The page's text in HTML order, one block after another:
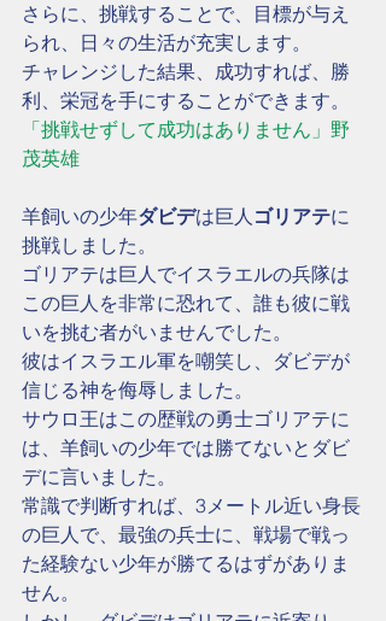
さらに、挑戦することで、目標が与え
られ、日々の生活が充実します。
チャレンジした結果、成功すれば、勝
利、栄冠を手にすることができます。
「挑戦せずして成功はありません」野
茂英雄
羊飼いの少年ダビデは巨人 ゴリアテに
挑戦しました。
ゴリアテは巨人でイスラエルの兵隊は
この巨人を非常に恐れて、誰も彼に戦
いを挑む者がいませんでした。
彼はイスラエル軍を嘲笑し、ダビデが
信じる神を侮辱しました。
サウロ王はこの歴戦の勇士ゴリアテに
は、羊飼いの少年では勝てないとダビ
デに言いました。
常識で判断すれば、3メートル近い身長
の巨人で、最強の兵士に、戦場で戦っ
た経験ない少年が勝てるはずがありま
せん。